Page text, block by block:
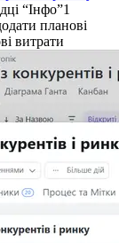
“Інфо”1
планові
витрати